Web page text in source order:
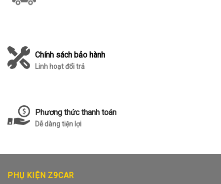
Chính sách bảo hành
Linh hoạt đổi trả
Phương thức thanh toán
Dễ dàng tiện lợi
PHỤ KIỆN Z9CAR